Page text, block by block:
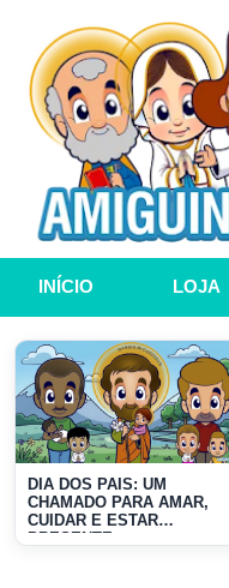
INÍCIO LOJA
DIA DOS PAIS: UM
CHAMADO PARA AMAR,
CUIDAR E ESTAR
PRESENTE